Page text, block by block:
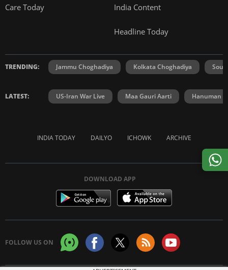
Care Today India Content
Headline Today
TRENDING: Jammu Choghadiya Kolkata Choghadiya
LATEST: US-Iran War Live Maa Gauri Aarti Hanuman
INDIA TODAY DAILYO ICHOWK ARCHIVE
DOWNLOAD APP
FOLLOW US ON